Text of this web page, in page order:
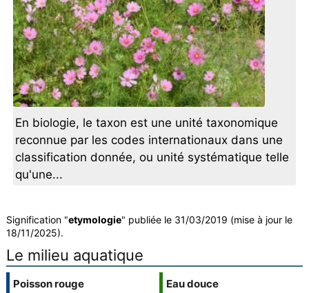
En biologie, le taxon est une unité taxonomique
reconnue par les codes internationaux dans une
classification donnée, ou unité systématique telle
qu'une...
Signification "etymologie" publiée le 31/03/2019 (mise à jour le
18/11/2025).
Le milieu aquatique
Poisson rouge
Eau douce